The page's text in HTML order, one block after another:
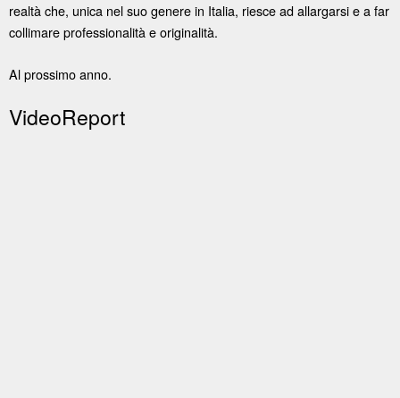
realtà che, unica nel suo genere in Italia, riesce ad allargarsi e a far
collimare professionalità e originalità.
Al prossimo anno.
VideoReport